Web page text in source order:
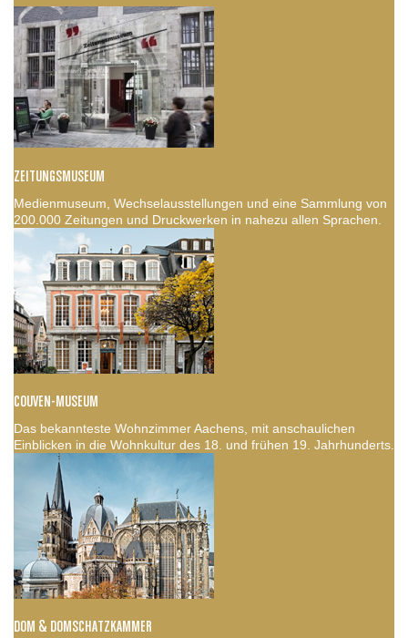
ZEITUNGSMUSEUM
Medienmuseum, Wechselausstellungen und eine Sammlung von
200.000 Zeitungen und Druckwerken in nahezu allen Sprachen.
COUVEN-MUSEUM
Das bekannteste Wohnzimmer Aachens, mit anschaulichen
Einblicken in die Wohnkultur des 18. und frühen 19. Jahrhunderts.
DOM & DOMSCHATZKAMMER